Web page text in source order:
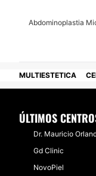
Posibilidad de
No
Abdominoplastia
MULTIESTETICA
ÚLTIMOS
Dr. Mauricio
Gd Clinic
NovoPiel